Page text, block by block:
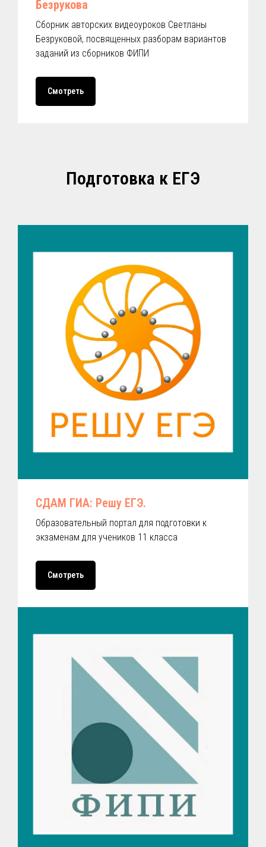
Безрукова
Сборник авторских видеоуроков Светланы
Безруковой, посвященных разборам вариантов
заданий из сборников ФИПИ
Смотреть
Подготовка к ЕГЭ
СДАМ ГИА: Решу ЕГЭ.
Образовательный портал для подготовки к
экзаменам для учеников 11 класса
Смотреть